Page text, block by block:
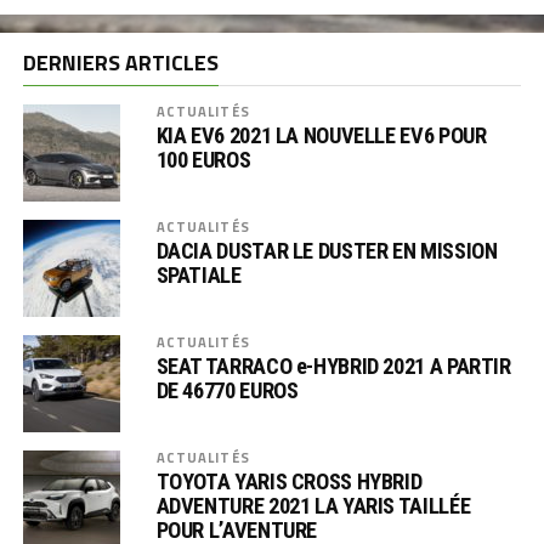
DERNIERS ARTICLES
ACTUALITÉS
KIA EV6 2021 LA NOUVELLE EV6 POUR
100 EUROS
ACTUALITÉS
DACIA DUSTAR LE DUSTER EN MISSION
SPATIALE
ACTUALITÉS
SEAT TARRACO e-HYBRID 2021 A PARTIR
DE 46770 EUROS
ACTUALITÉS
TOYOTA YARIS CROSS HYBRID
ADVENTURE 2021 LA YARIS TAILLÉE
POUR L’AVENTURE